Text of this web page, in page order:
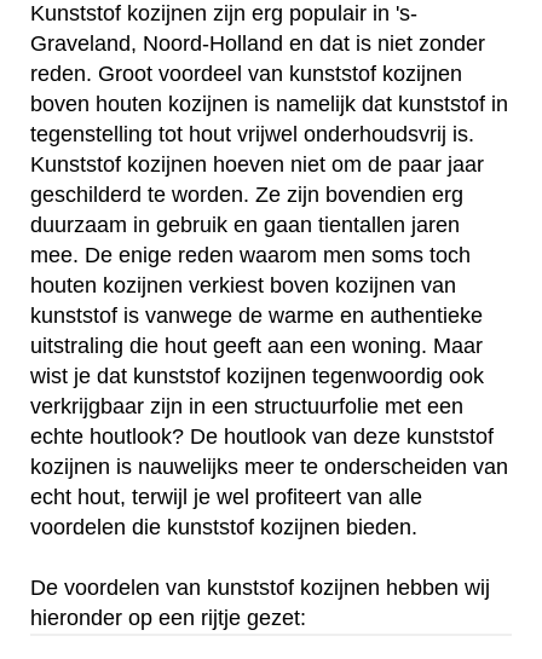
Kunststof kozijnen zijn erg populair in 's-
Graveland, Noord-Holland en dat is niet zonder
reden. Groot voordeel van kunststof kozijnen
boven houten kozijnen is namelijk dat kunststof in
tegenstelling tot hout vrijwel onderhoudsvrij is.
Kunststof kozijnen hoeven niet om de paar jaar
geschilderd te worden. Ze zijn bovendien erg
duurzaam in gebruik en gaan tientallen jaren
mee. De enige reden waarom men soms toch
houten kozijnen verkiest boven kozijnen van
kunststof is vanwege de warme en authentieke
uitstraling die hout geeft aan een woning. Maar
wist je dat kunststof kozijnen tegenwoordig ook
verkrijgbaar zijn in een structuurfolie met een
echte houtlook? De houtlook van deze kunststof
kozijnen is nauwelijks meer te onderscheiden van
echt hout, terwijl je wel profiteert van alle
voordelen die kunststof kozijnen bieden.
De voordelen van kunststof kozijnen hebben wij
hieronder op een rijtje gezet: